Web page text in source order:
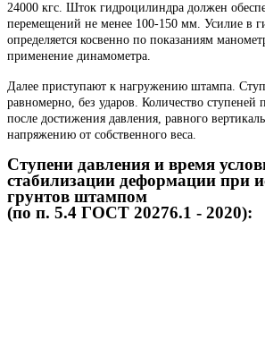
24000 кгс. Шток гидроцилиндра должен
перемещений не менее 100-150 мм. Усилие в
определяется косвенно по показаниям
применение динамометра.
Далее приступают к нагружению штампа.
равномерно, без ударов. Количество ступеней
после достижения давления, равного
напряжению от собственного веса.
Ступени давления и время
стабилизации деформации при
грунтов штампом
(по п. 5.4 ГОСТ 20276.1 - 2020):